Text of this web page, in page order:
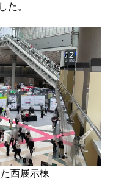
た。
西展示棟